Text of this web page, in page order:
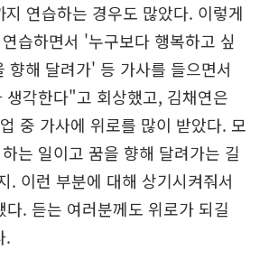
연습하는 경우도 많았다. 이렇게
습하면서 '누구보다 행복하고 싶
향해 달려가' 등 가사를 들으면서
생각한다"고 회상했고, 김채연은
중 가사에 위로를 많이 받았다. 모
는 일이고 꿈을 향해 달려가는 길
. 이런 부분에 대해 상기시켜줘서
다. 듣는 여러분께도 위로가 되길
.